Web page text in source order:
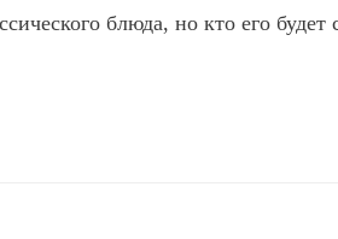
блюда, но кто его